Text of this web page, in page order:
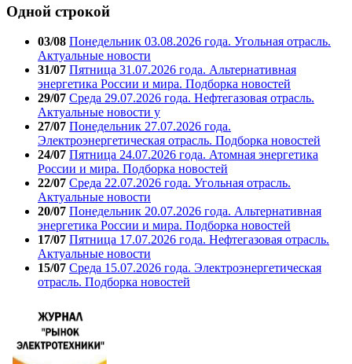
Одной строкой
03/08 Понедельник 03.08.2026 года. Угольная отрасль.
Актуальные новости
31/07 Пятница 31.07.2026 года. Альтернативная
энергетика России и мира. Подборка новостей
29/07 Среда 29.07.2026 года. Нефтегазовая отрасль.
Актуальные новости у
27/07 Понедельник 27.07.2026 года.
Электроэнергетическая отрасль. Подборка новостей
24/07 Пятница 24.07.2026 года. Атомная энергетика
России и мира. Подборка новостей
22/07 Среда 22.07.2026 года. Угольная отрасль.
Актуальные новости
20/07 Понедельник 20.07.2026 года. Альтернативная
энергетика России и мира. Подборка новостей
17/07 Пятница 17.07.2026 года. Нефтегазовая отрасль.
Актуальные новости
15/07 Среда 15.07.2026 года. Электроэнергетическая
отрасль. Подборка новостей